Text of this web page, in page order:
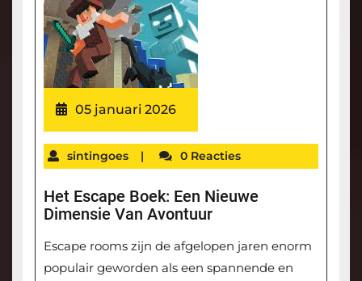
05 januari 2026
sintingoes | 0 Reacties
Het Escape Boek: Een Nieuwe
Dimensie Van Avontuur
Escape rooms zijn de afgelopen jaren enorm
populair geworden als een spannende en